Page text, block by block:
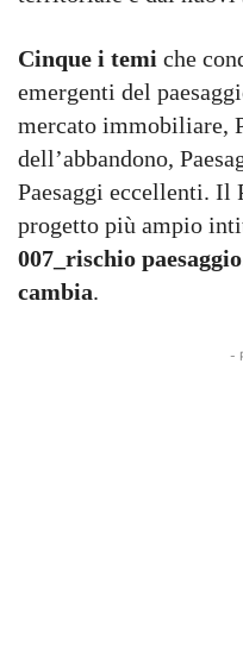
Cinque i temi che
emergenti del
mercato immobiliare,
dell’abbandono,
Paesaggi eccellenti. Il
progetto più ampio
007_ rischio paesaggio
cambia.
-